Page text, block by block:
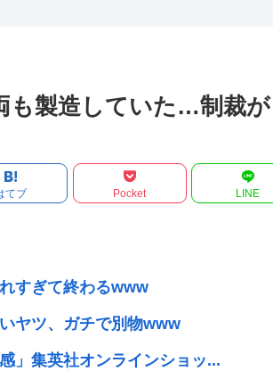
も製造していた…制裁
てブ Pocket LINE
すぎて終わるwww
ヤツ、ガチで別物www
」集英社オンラインショッ...